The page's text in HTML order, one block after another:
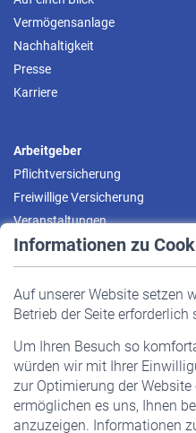
Informationen zu
Auf unserer Website setzen
Betrieb der Seite erforderlich
Um Ihren Besuch so
würden wir mit Ihrer
zur Optimierung der
ermöglichen es uns, Ihnen
anzuzeigen. Informationen
Vermögensanlage
Nachhaltigkeit
Presse
Karriere
Arbeitgeber
Pflichtversicherung
Freiwillige Versicherung
Veranstaltungen
Pflichtversicherung
Staatliche Förderung
Veranstaltungen